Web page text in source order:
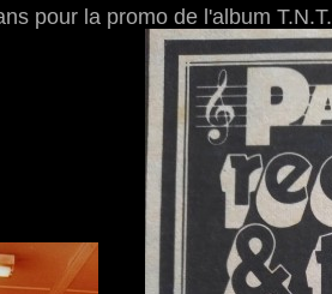
pour la promo de l'album T.N.T.